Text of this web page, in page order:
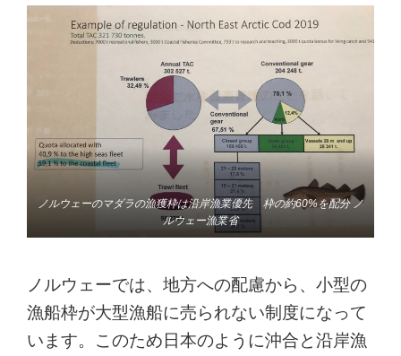
ノルウェーのマダラの漁獲枠は沿岸漁業優先 枠の約60%を配分 ノ
ルウェー漁業省
ノルウェーでは、地方への配慮から、小型の
漁船枠が大型漁船に売られない制度になって
います。このため日本のように沖合と沿岸漁